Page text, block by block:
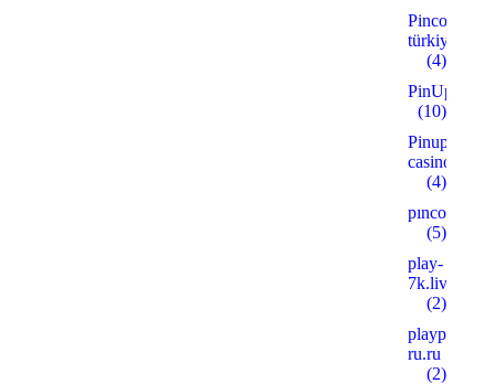
Pinco
türkiye
(4)
PinUp
(10)
Pinup
casino
(4)
pınco
(5)
play-
7k.live
(2)
playpoker-
ru.ru
(2)